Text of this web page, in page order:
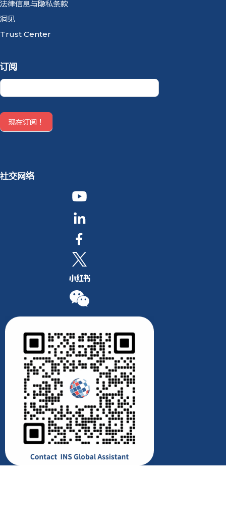
法律信息与隐私条款
洞见
Trust Center
订阅
Newsletter
CN
现在订阅！
社交网络